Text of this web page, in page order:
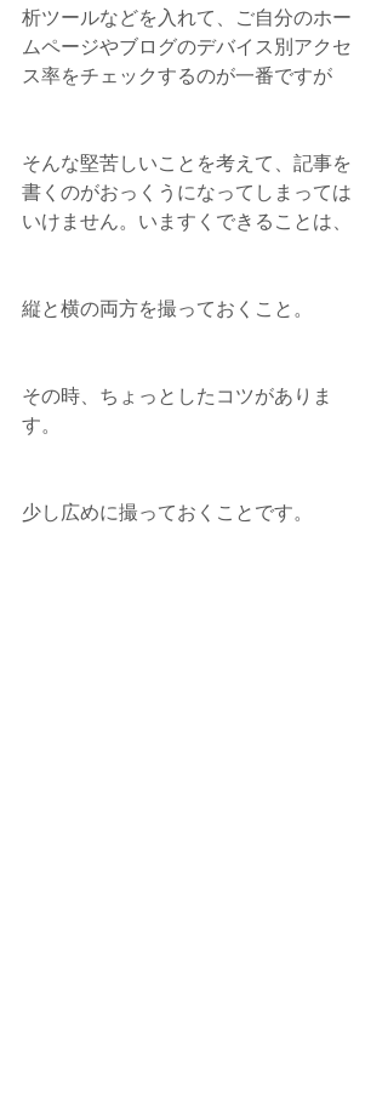
析ツールなどを入れて、ご自分のホー
ムページやブログのデバイス別アクセ
ス率をチェックするのが一番ですが
そんな堅苦しいことを考えて、記事を
書くのがおっくうになってしまっては
いけません。いますくできることは、
縦と横の両方を撮っておくこと。
その時、ちょっとしたコツがありま
す。
少し広めに撮っておくことです。